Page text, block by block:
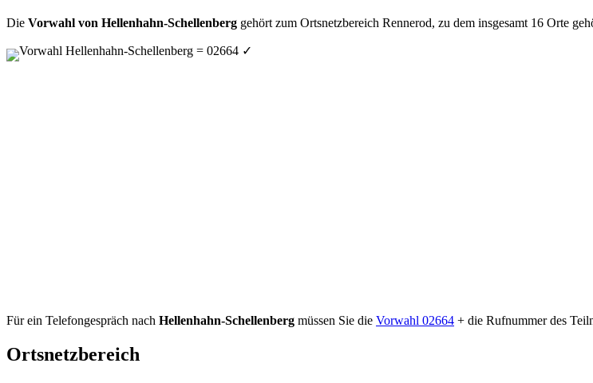
Die Vorwahl von Hellenhahn-Schellenberg gehört zum Ortsnetzbereich Rennerod, zu dem insgesamt 16 Orte
Vorwahl Hellenhahn-Schellenberg = 02664 ✓
Für ein Telefongespräch nach Hellenhahn-Schellenberg müssen Sie die Vorwahl 02664 + die Rufnummer des
Ortsnetzbereich